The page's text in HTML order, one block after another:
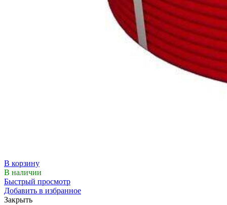
В корзину
В наличии
Быстрый просмотр
Добавить в избранное
Закрыть